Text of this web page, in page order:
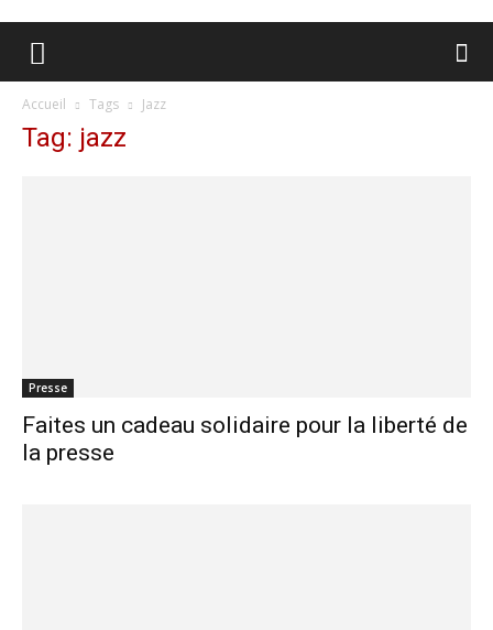
Accueil Tags Jazz
Tag: jazz
Presse
Faites un cadeau solidaire pour la liberté de
la presse